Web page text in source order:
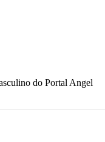
do Portal Angel